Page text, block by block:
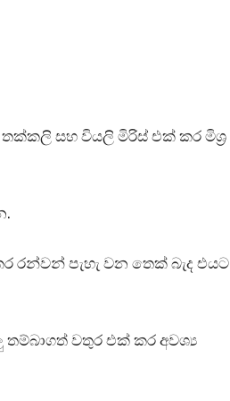
සහ වියලි මිරිස් එක් කර මිශ්‍ර
පැහැ වන තෙක් බැද එයට
වතුර එක් කර අවශ්‍ය